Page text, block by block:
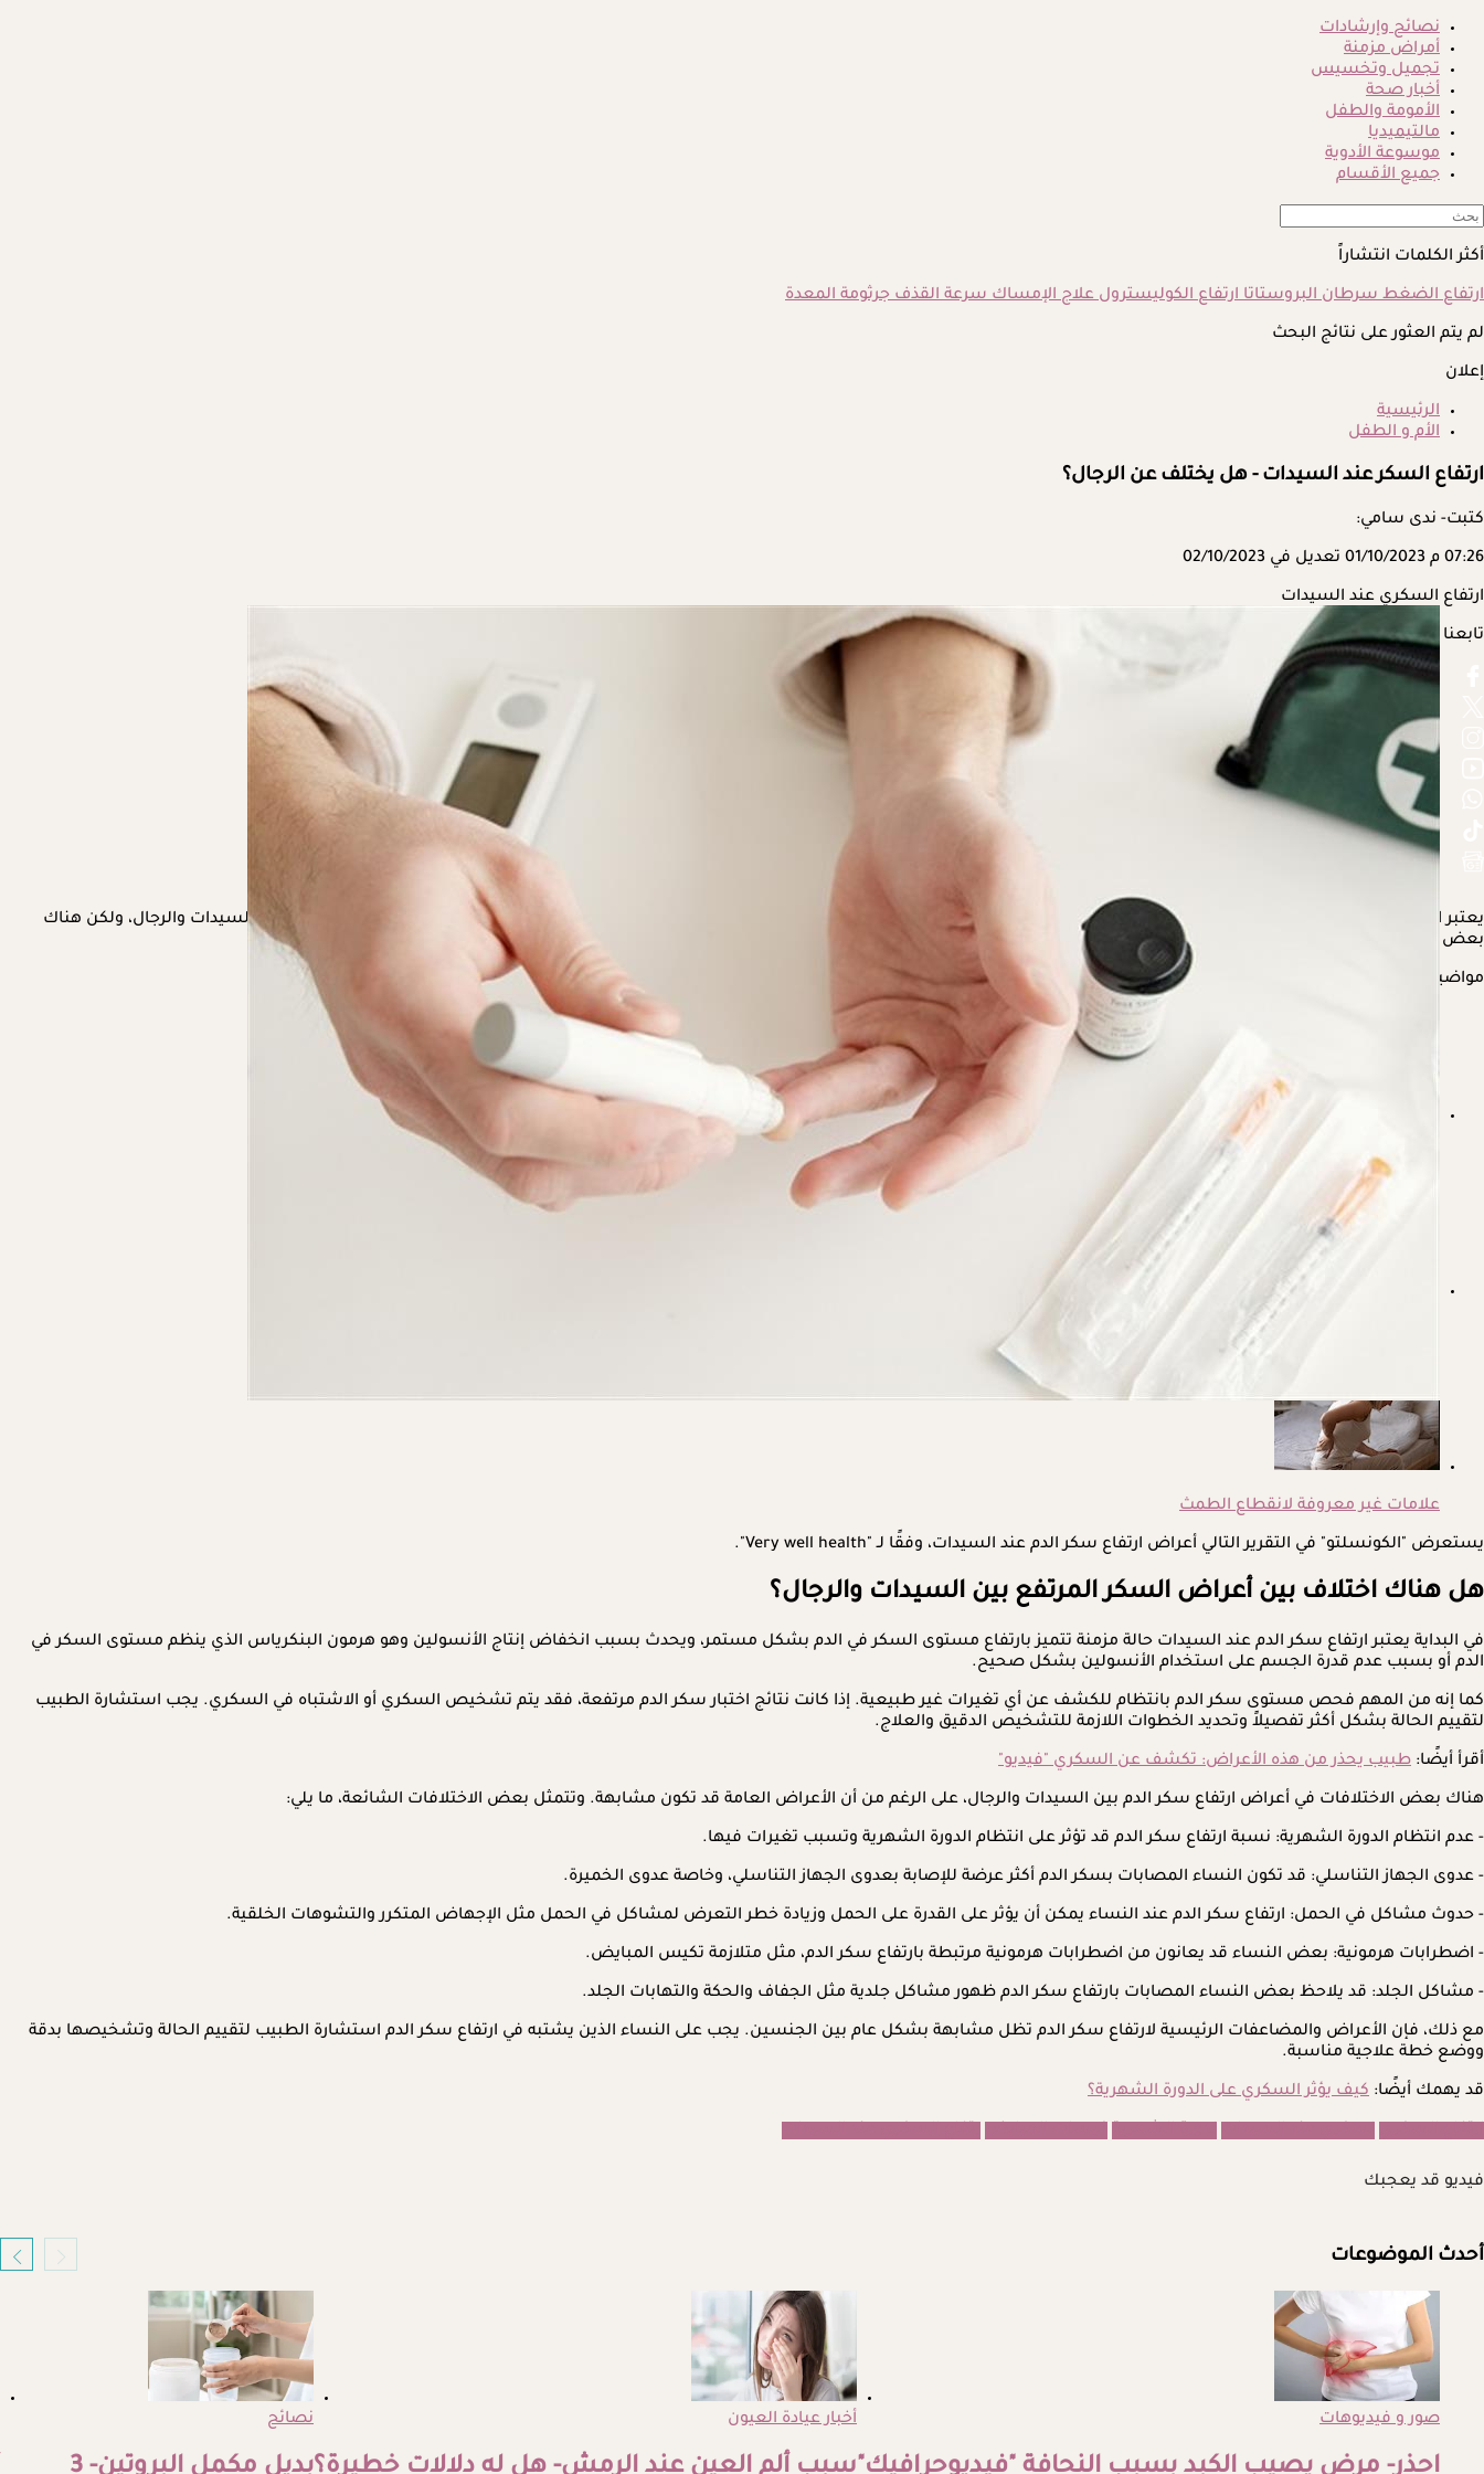
نصائح وإرشادات
أمراض مزمنة
تجميل وتخسيس
أخبار صحة
الأمومة والطفل
مالتيميديا
موسوعة الأدوية
جميع الأقسام
أكثر الكلمات انتشاراً
ارتفاع الضغطسرطان البروستاتاارتفاع الكوليسترولعلاج الإمساكسرعة القذفجرثومة المعدة
لم يتم العثور على نتائج البحث
إعلان
الرئيسية
الأم و الطفل
ارتفاع السكر عند السيدات - هل يختلف عن الرجال؟
كتبت- ندى سامي:
07:26 م 01/10/2023 تعديل في 02/10/2023
ارتفاع السكري عند السيدات
تابعنا على
يعتبر ارتفاع سكر الدم مشكلة صحية عادة ما تحدث نتيجة اتباع عادات غير صحية، أو نتيجة بعض العوامل الوراثية، ورغم ذلك إلا أنه عادة ما تتشابه أعراض
بين السيدات والرجال، ولكن هناك
بعض العلامات والأعراض الأخرى التي تخص السيدات، وقد تنم عن ارتفاع في معدل السكر بالدم.
مواضيع ذات صلة
لتجنب انقطاع الطمث المبكر.. تناولِ هذه الأطعمة
التهابات المهبل أم أعراض ما قبل الدورة الشهرية- كيفية التفرقة بينهما
علامات غير معروفة لانقطاع الطمث
يستعرض "الكونسلتو" في التقرير التالي أعراض ارتفاع سكر الدم عند السيدات، وفقًا لـ "Very well health".
هل هناك اختلاف بين أعراض السكر المرتفع بين السيدات والرجال؟
في البداية يعتبر ارتفاع سكر الدم عند السيدات حالة مزمنة تتميز بارتفاع مستوى السكر في الدم بشكل مستمر، ويحدث بسبب انخفاض إنتاج الأنسولين وهو هرمون البنكرياس الذي ينظم مستوى السكر في
الدم أو بسبب عدم قدرة الجسم على استخدام الأنسولين بشكل صحيح.
كما إنه من المهم فحص مستوى سكر الدم بانتظام للكشف عن أي تغيرات غير طبيعية. إذا كانت نتائج اختبار سكر الدم مرتفعة، فقد يتم تشخيص السكري أو الاشتباه في السكري. يجب استشارة الطبيب
لتقييم الحالة بشكل أكثر تفصيلاً وتحديد الخطوات اللازمة للتشخيص الدقيق والعلاج.
أقرأ أيضًا: طبيب يحذر من هذه الأعراض: تكشف عن السكري "فيديو"
هناك بعض الاختلافات في أعراض ارتفاع سكر الدم بين السيدات والرجال، على الرغم من أن الأعراض العامة قد تكون مشابهة. وتتمثل بعض الاختلافات الشائعة، ما يلي:
- عدم انتظام الدورة الشهرية: نسبة ارتفاع سكر الدم قد تؤثر على انتظام الدورة الشهرية وتسبب تغيرات فيها.
- عدوى الجهاز التناسلي: قد تكون النساء المصابات بسكر الدم أكثر عرضة للإصابة بعدوى الجهاز التناسلي، وخاصة عدوى الخميرة.
- حدوث مشاكل في الحمل: ارتفاع سكر الدم عند النساء يمكن أن يؤثر على القدرة على الحمل وزيادة خطر التعرض لمشاكل في الحمل مثل الإجهاض المتكرر والتشوهات الخلقية.
- اضطرابات هرمونية: بعض النساء قد يعانون من اضطرابات هرمونية مرتبطة بارتفاع سكر الدم، مثل متلازمة تكيس المبايض.
- مشاكل الجلد: قد يلاحظ بعض النساء المصابات بارتفاع سكر الدم ظهور مشاكل جلدية مثل الجفاف والحكة والتهابات الجلد.
مع ذلك، فإن الأعراض والمضاعفات الرئيسية لارتفاع سكر الدم تظل مشابهة بشكل عام بين الجنسين. يجب على النساء الذين يشتبه في ارتفاع سكر الدم استشارة الطبيب لتقييم الحالة وتشخيصها بدقة
ووضع خطة علاجية مناسبة.
قد يهمك أيضًا: كيف يؤثر السكري على الدورة الشهرية؟
فيديو قد يعجبك
أحدث الموضوعات
صور و فيديوهات
احذر- مرض يصيب الكبد بسبب النحافة "فيديوحرافيك"
أخبار عيادة العيون
سبب ألم العين عند الرمش- هل له دلالات خطيرة؟
نصائح
بديل مكمل البروتين- 3